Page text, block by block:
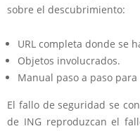
sobre el descubrimiento:
URL completa donde se
Objetos involucrados.
Manual paso a paso
El fallo de seguridad se
de ING reproduzcan el